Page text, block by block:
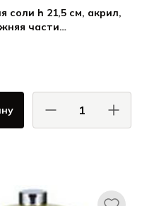
соли h 21,5 см, акрил,
части
прозрачная,